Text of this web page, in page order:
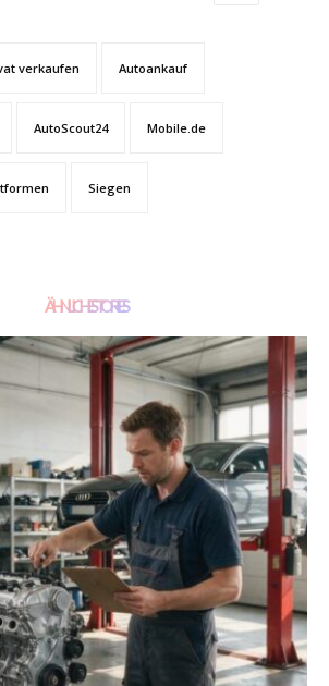
verkaufen Autoankauf
AutoScout24 Mobile.de
Siegen
ÄHNLICHE STORIES